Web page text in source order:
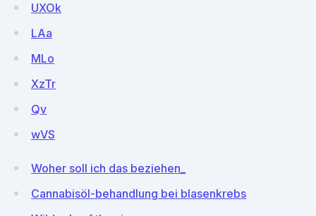
UXOk
LAa
MLo
XzTr
Qv
wVS
Woher soll ich das beziehen_
Cannabisöl-behandlung bei blasenkrebs